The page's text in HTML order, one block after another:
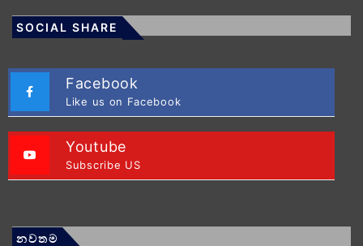
SOCIAL SHARE
Facebook
Like us on Facebook
Youtube
Subscribe US
නවතම